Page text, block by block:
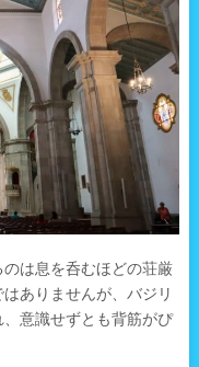
は息を呑むほどの荘厳
ありませんが、バジリ
意識せずとも背筋がぴ